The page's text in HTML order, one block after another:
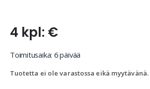
4 kpl: €
Toimitusaika: 6 päivää
Tuotetta ei ole varastossa eikä myytävänä.